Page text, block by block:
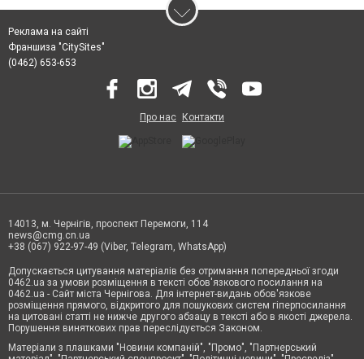
Реклама на сайті
Франшиза "CitySites"
(0462) 653-653
Про нас Контакти
14013, м. Чернігів, проспект Перемоги, 114
news@cmg.cn.ua
+38 (067) 922-97-49 (Viber, Telegram, WhatsApp)
Допускається цитування матеріалів без отримання попередньої згоди
0462.ua за умови розміщення в тексті обов'язкового посилання на
0462.ua - Сайт міста Чернігова. Для інтернет-видань обов'язкове
розміщення прямого, відкритого для пошукових систем гіперпосилання
на цитовані статті не нижче другого абзацу в тексті або в якості джерела.
Порушення виняткових прав переслідується Законом.
Матеріали з плашками "Новини компаній", "Промо", "Партнерський